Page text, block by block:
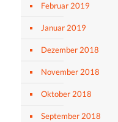
Februar 2019
Januar 2019
Dezember 2018
November 2018
Oktober 2018
September 2018